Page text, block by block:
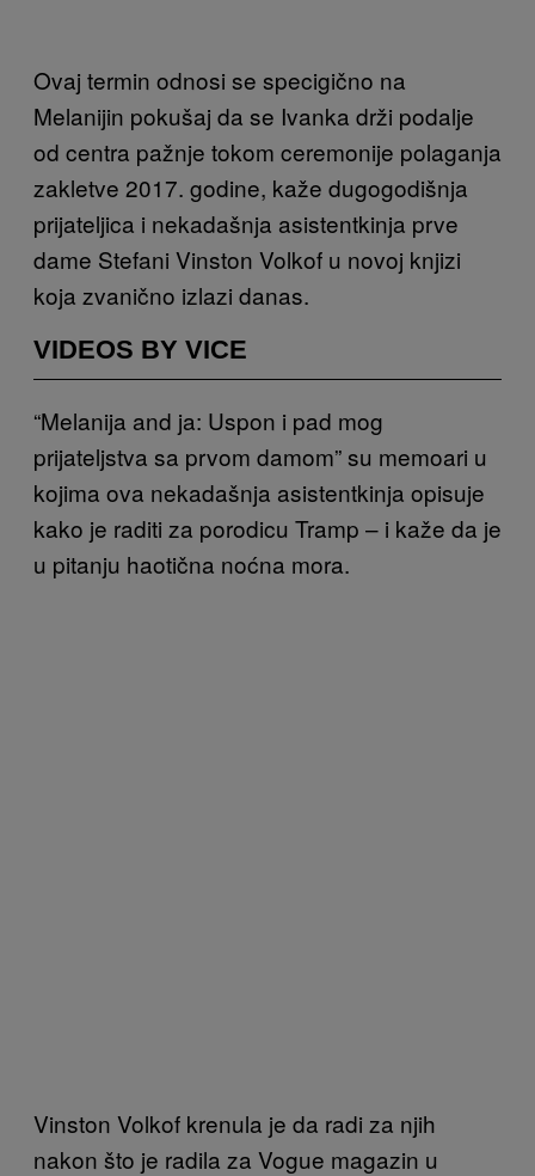
Ovaj termin odnosi se specigično na
Melanijin pokušaj da se Ivanka drži podalje
od centra pažnje tokom ceremonije polaganja
zakletve 2017. godine, kaže dugogodišnja
prijateljica i nekadašnja asistentkinja prve
dame Stefani Vinston Volkof u novoj knjizi
koja zvanično izlazi danas.
VIDEOS BY VICE
“Melanija and ja: Uspon i pad mog
prijateljstva sa prvom damom” su memoari u
kojima ova nekadašnja asistentkinja opisuje
kako je raditi za porodicu Tramp – i kaže da je
u pitanju haotična noćna mora.
Vinston Volkof krenula je da radi za njih
nakon što je radila za Vogue magazin u